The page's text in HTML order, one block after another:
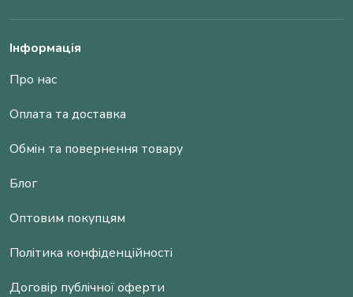
Інформація
Про нас
Оплата та доставка
Обмін та повернення товару
Блог
Оптовим покупцям
Політика конфіденційності
Договір публічної оферти